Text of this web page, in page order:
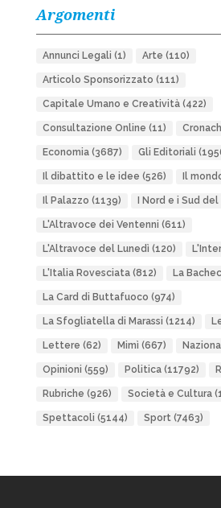
Argomenti
Annunci Legali (1) Arte (110)
Articolo Sponsorizzato (111)
Capitale Umano e Creatività(422)
Consultazione Online (11)
Economia(3687) Gli Editoriali
Il dibattito e le idee (526) Il
Il Palazzo (1139) I Nord e i Sud
L'Altravoce dei Ventenni (611)
L'Altravoce del Lunedì (120)
L'Italia Rovesciata(812) La
La Card di Buttafuoco (974)
La Sfogliatella di Marassi (1214)
Lettere (62) Mimì (667)
Opinioni (559) Politica(11792)
Rubriche (926) Società e Cultura
Spettacoli (5144) Sport(7463)